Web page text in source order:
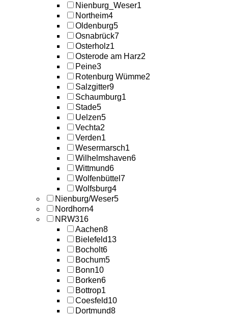
Nienburg_Weser1
Northeim4
Oldenburg5
Osnabrück7
Osterholz1
Osterode am Harz2
Peine3
Rotenburg Wümme2
Salzgitter9
Schaumburg1
Stade5
Uelzen5
Vechta2
Verden1
Wesermarsch1
Wilhelmshaven6
Wittmund6
Wolfenbüttel 7
Wolfsburg4
Nienburg/Weser5
Nordhorn4
NRW316
Aachen8
Bielefeld13
Bocholt6
Bochum5
Bonn10
Borken6
Bottrop1
Coesfeld10
Dortmund8